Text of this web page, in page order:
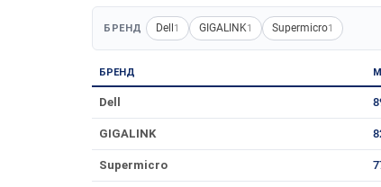
БРЕНД Dell 1 GIGALINK1 Supermicro1
БРЕНД
Dell
GIGALINK
Supermicro